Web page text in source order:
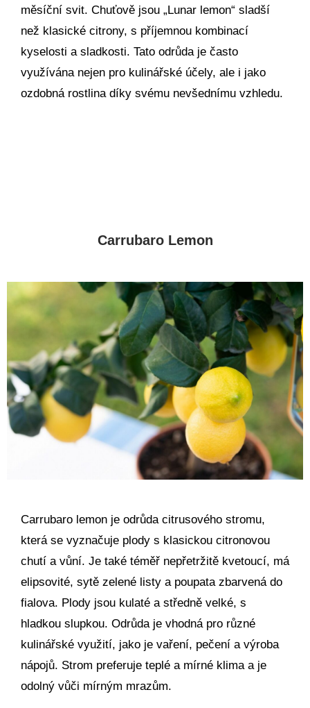
měsíční svit. Chuťově jsou „Lunar lemon“ sladší
než klasické citrony, s příjemnou kombinací
kyselosti a sladkosti. Tato odrůda je často
využívána nejen pro kulinářské účely, ale i jako
ozdobná rostlina díky svému nevšednímu vzhledu.
Carrubaro Lemon
Carrubaro lemon je odrůda citrusového stromu,
která se vyznačuje plody s klasickou citronovou
chutí a vůní. Je také téměř nepřetržitě kvetoucí, má
elipsovité, sytě zelené listy a poupata zbarvená do
fialova. Plody jsou kulaté a středně velké, s
hladkou slupkou. Odrůda je vhodná pro různé
kulinářské využití, jako je vaření, pečení a výroba
nápojů. Strom preferuje teplé a mírné klima a je
odolný vůči mírným mrazům.